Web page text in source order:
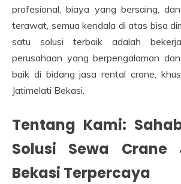
profesional, biaya yang bersaing,
terawat, semua kendala di atas bisa
satu solusi terbaik adalah
perusahaan yang berpengalaman
baik di bidang jasa rental crane,
Jatimelati Bekasi.
Tentang Kami:
Solusi Sewa Crane
Bekasi Terpercaya